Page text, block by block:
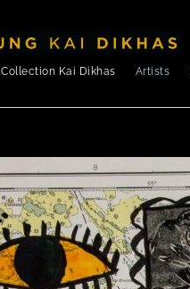
Collection Kai Dikhas Artists